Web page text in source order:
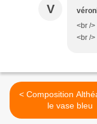
V
<br />
<br />
< Composition Althéa dans
le vase bleu